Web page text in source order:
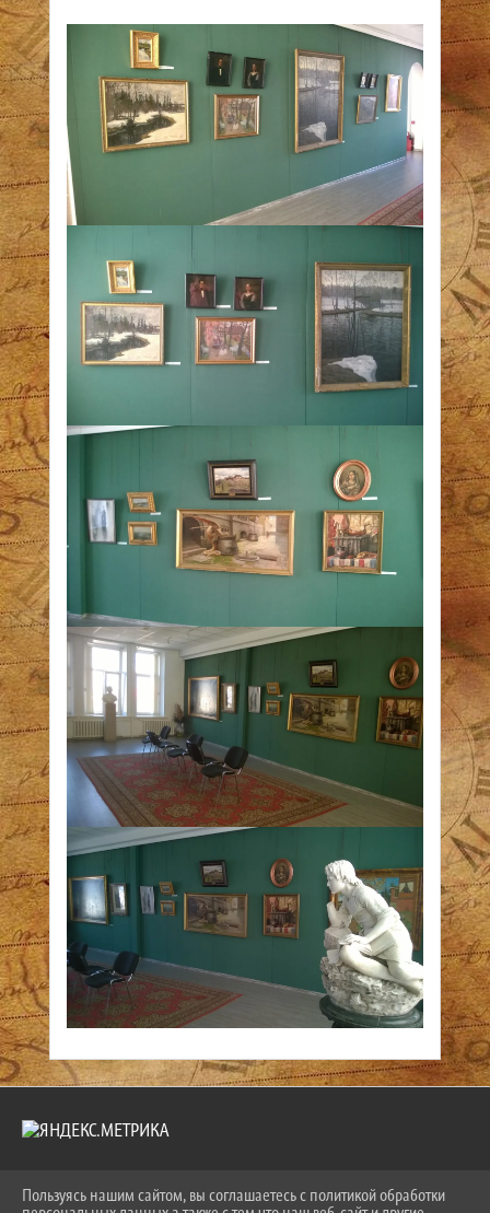
2026 Г. NOGINSK-MUSEUM.RU
Пользуясь нашим сайтом, вы соглашаетесь с политикой обработки